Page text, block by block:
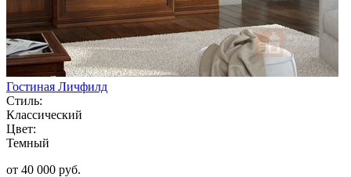
Гостиная Личфилд
Стиль:
Классический
Цвет:
Темный
от 40 000 руб.